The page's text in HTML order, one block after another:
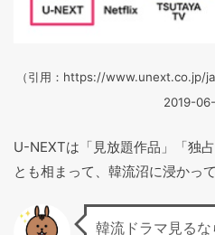
（引用：https://
2019-06-
U-NEXTは「見放題作品」「独
とも相まって、韓流沼に浸かっ
韓流ドラマ見る